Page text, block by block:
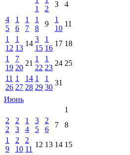
1
2
3
4
4
5
1
6
1
7
1
8
9
1
10
11
1
12
1
13
14
3
15
1
16
17 18
1
19
7
20
21
1
22
1
23
24 25
11
26
1
27
14
28
1
29
1
30
31
Июнь
1
2
2
2
3
1
4
3
5
2
6
7
8
1
9
2
10
2
11
12 13 14 15